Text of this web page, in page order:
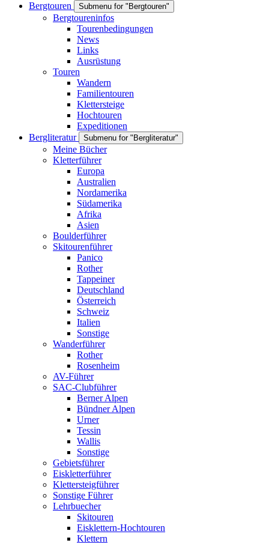
Bergtouren
Submenu for "Bergtouren"
Bergtoureninfos
Tourenbedingungen
News
Links
Ausrüstung
Touren
Wandern
Familientouren
Klettersteige
Hochtouren
Expeditionen
Bergliteratur
Submenu for "Bergliteratur"
Meine Bücher
Kletterführer
Europa
Australien
Nordamerika
Südamerika
Afrika
Asien
Boulderführer
Skitourenführer
Panico
Rother
Tappeiner
Deutschland
Österreich
Schweiz
Italien
Sonstige
Wanderführer
Rother
Rosenheim
AV-Führer
SAC-Clubführer
Berner Alpen
Bündner Alpen
Urner
Tessin
Wallis
Sonstige
Gebietsführer
Eiskletterführer
Klettersteigführer
Sonstige Führer
Lehrbuecher
Skitouren
Eisklettern-Hochtouren
Klettern